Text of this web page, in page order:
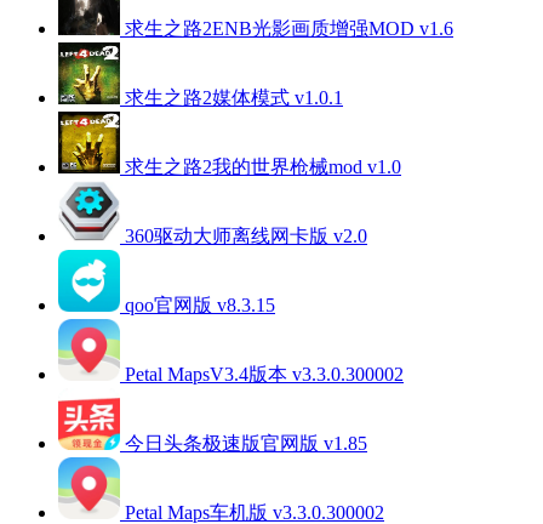
求生之路2ENB光影画质增强MOD v1.6
求生之路2媒体模式 v1.0.1
求生之路2我的世界枪械mod v1.0
360驱动大师离线网卡版 v2.0
qoo官网版 v8.3.15
Petal MapsV3.4版本 v3.3.0.300002
今日头条极速版官网版 v1.85
Petal Maps车机版 v3.3.0.300002